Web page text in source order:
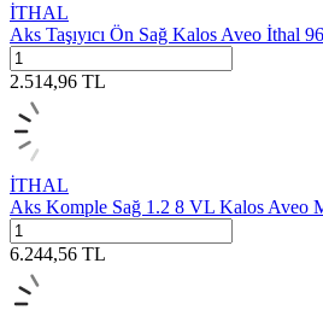
İTHAL
Aks Taşıyıcı Ön Sağ Kalos Aveo İthal
2.514,96 TL
İTHAL
Aks Komple Sağ 1.2 8 VL Kalos Aveo
6.244,56 TL